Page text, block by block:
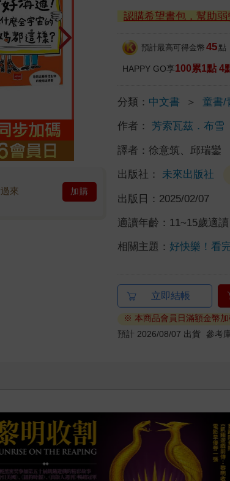
來 加購
認購希望書包，幫助弱
預計最高可得金幣 45 點
HAPPY GO享100累1點 4
分類： 中文書 ＞ 童書/
作者： 芳索瓦茲．布雪
譯者：徐意筑、邱瑞鑾
出版社： 未來出版社
出版日： 2025/02/07
適讀年齡： 11~15歲適讀
相關主題： 好快樂！看
立即結帳
※ 本商品會員日滿額金幣
預計 2026/08/07 出貨 參考
嗎？（限量作者親簽版） PUGO噗果聰明